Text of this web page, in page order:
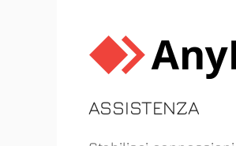
ASSISTENZA